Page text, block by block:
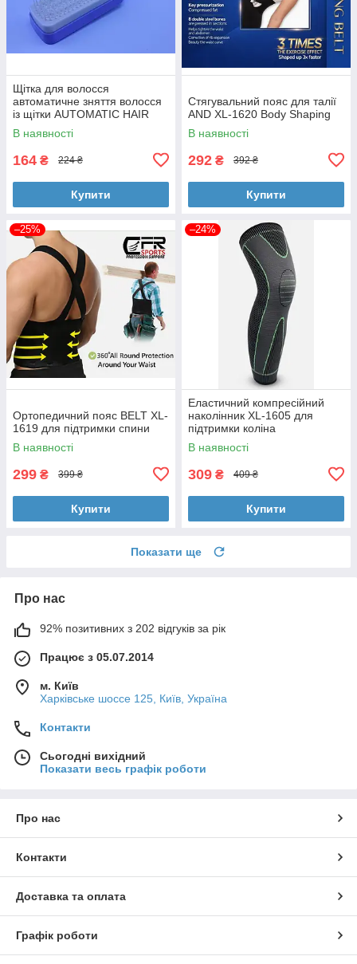
Щітка для волосся
автоматичне зняття волосся
із щітки AUTOMATIC HAIR
REMOVAL HAIRBRUSH
В наявності
164 ₴ 224 ₴
Купити
Стягувальний пояс для талії
AND XL-1620 Body Shaping
В наявності
292 ₴ 392 ₴
Купити
–25%
Ортопедичний пояс BELT XL-
1619 для підтримки спини
В наявності
299 ₴ 399 ₴
Купити
–24%
Еластичний компресійний
наколінник XL-1605 для
підтримки коліна
В наявності
309 ₴ 409 ₴
Купити
Показати ще
Про нас
92% позитивних з 202 відгуків за рік
Працює з 05.07.2014
м. Київ
Харківське шоссе 125, Київ, Україна
Контакти
Сьогодні вихідний
Показати весь графік роботи
Про нас
Контакти
Доставка та оплата
Графік роботи